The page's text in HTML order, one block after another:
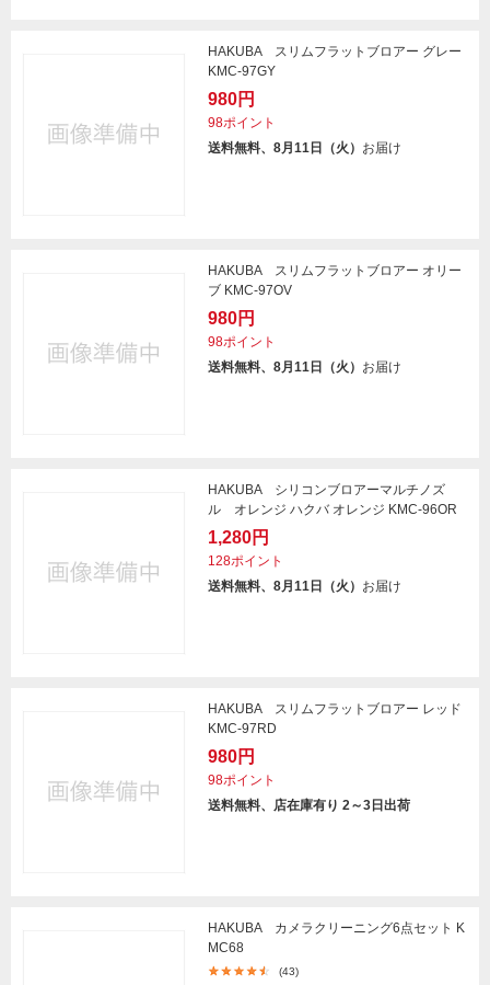
HAKUBA スリムフラットブロアー グレー
KMC-97GY
980円
98ポイント
送料無料、8月11日（火） お届け
HAKUBA スリムフラットブロアー オリー
ブ KMC-97OV
980円
98ポイント
送料無料、8月11日（火） お届け
HAKUBA シリコンブロアーマルチノズ
ル オレンジ ハクバ オレンジ KMC-96OR
1,280円
128ポイント
送料無料、8月11日（火） お届け
HAKUBA スリムフラットブロアー レッド
KMC-97RD
980円
98ポイント
送料無料、店在庫有り 2～3日出荷
HAKUBA カメラクリーニング6点セット K
MC68
(43)